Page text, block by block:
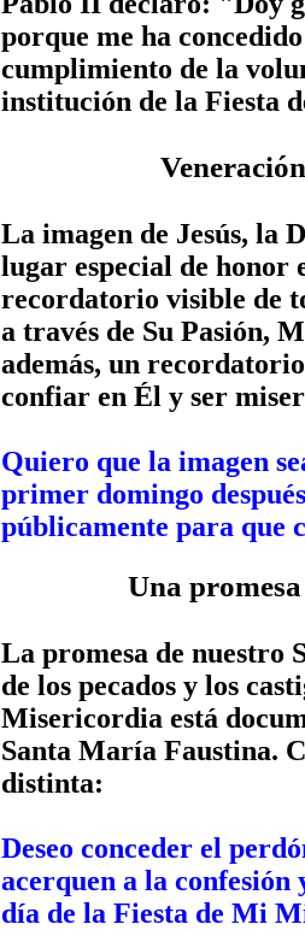
porque me ha
cumplimiento de la
institución de la Fiesta
La imagen de Jesús, la
lugar especial de honor
recordatorio visible de
a través de Su Pasión,
además, un
confiar en Él y ser
Quiero que la imagen
primer domingo
públicamente para que
Una
La promesa de nuestro
de los pecados y los
Misericordia está
Santa María Faustina.
distinta:
Deseo conceder el
acerquen a la
día de la Fiesta de Mi